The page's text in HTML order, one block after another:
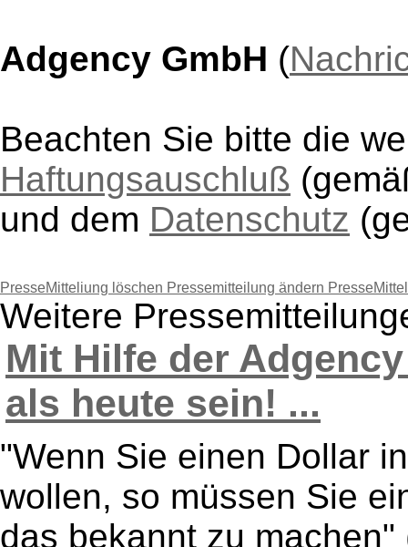
Adgency GmbH (
Beachten Sie bitte die
Haftungsauschluß
und dem Datenschutz
PresseMitteliung löschen Pressemitteilung ändern
Weitere
Mit Hilfe der
als heute sein! ...
"Wenn Sie einen Dollar
wollen, so müssen Sie
das bekannt zu